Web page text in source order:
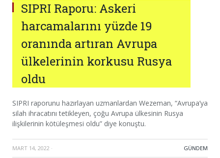
SIPRI Raporu: Askeri
harcamalarını yüzde 19
oranında artıran Avrupa
ülkelerinin korkusu Rusya
oldu
SIPRI raporunu hazırlayan uzmanlardan Wezeman, “Avrupa’ya
silah ihracatını tetikleyen, çoğu Avrupa ülkesinin Rusya
ilişkilerinin kötüleşmesi oldu” diye konuştu.
MART 14, 2022 · GÜNDEM